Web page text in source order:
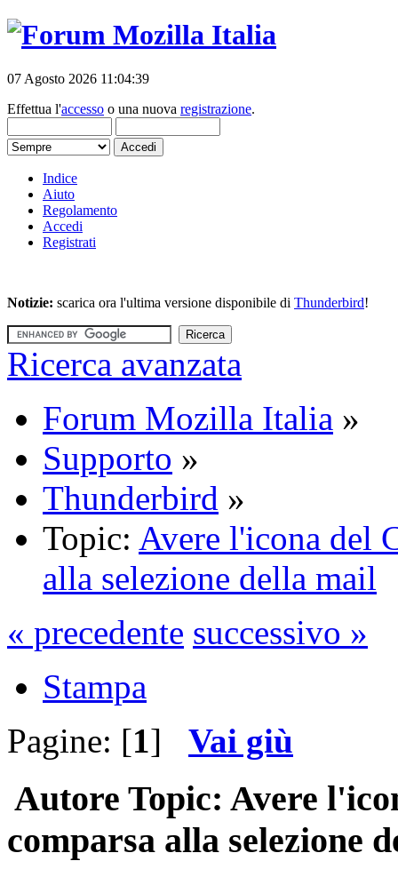
07 Agosto 2026 11:04:39
Effettua l'accesso o una nuova registrazione.
Indice
Aiuto
Regolamento
Accedi
Registrati
Notizie: scarica ora l'ultima versione disponibile di Thunderbird!
Ricerca avanzata
Forum Mozilla Italia »
Supporto »
Thunderbird »
Topic: Avere l'icona del
alla selezione della mail
« precedente successivo »
Stampa
Pagine: [1] Vai giù
Autore Topic: Avere
comparsa alla selezione